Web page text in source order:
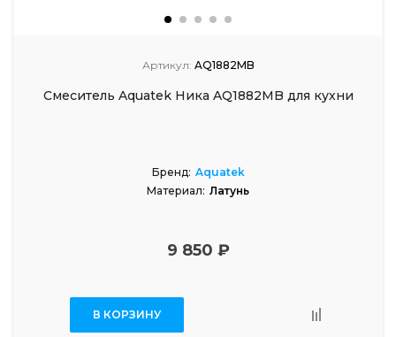
Артикул: AQ1882MB
Смеситель Aquatek Ника AQ1882MB для кухни
Бренд: Aquatek
Материал: Латунь
9 850 ₽
В КОРЗИНУ